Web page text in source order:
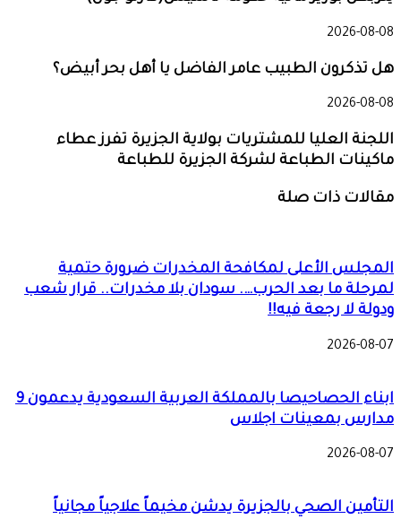
2026-08-08
هل تذكرون الطبيب عامر الفاضل يا أهل بحر أبيض؟
2026-08-08
اللجنة العليا للمشتريات بولاية الجزيرة تفرز عطاء
ماكينات الطباعة لشركة الجزيرة للطباعة
مقالات ذات صلة
المجلس الأعلى لمكافحة المخدرات ضرورة حتمية
لمرحلة ما بعد الحرب…. سودان بلا مخدرات.. قرار شعب
ودولة لا رجعة فيه!!
2026-08-07
ابناء الحصاحيصا بالمملكة العربية السعودية يدعمون 9
مدارس بمعينات اجلاس
2026-08-07
التأمين الصحي بالجزيرة يدشن مخيماً علاجياً مجانياً